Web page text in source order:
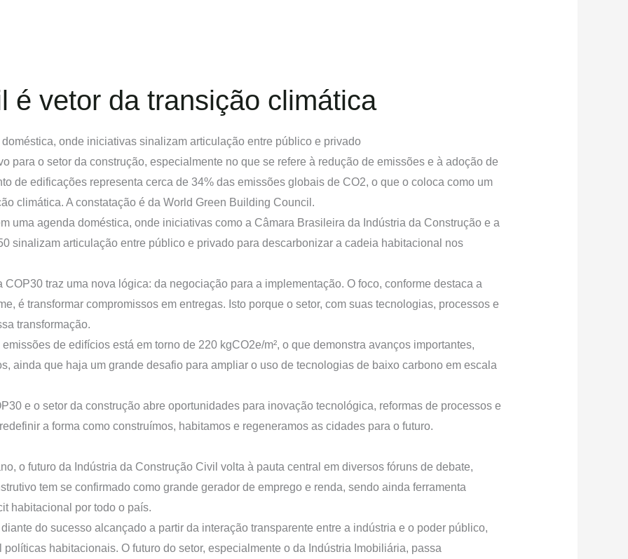
é vetor da transição climática
onde iniciativas sinalizam articulação entre público e privado
para o setor da construção, especialmente no que se refere à redução de emissões e à adoção de
de edificações representa cerca de 34% das emissões globais de CO2, o que o coloca como um
climática. A constatação é da World Green Building Council.
uma agenda doméstica, onde iniciativas como a Câmara Brasileira da Indústria da Construção e a
sinalizam articulação entre público e privado para descarbonizar a cadeia habitacional nos
traz uma nova lógica: da negociação para a implementação. O foco, conforme destaca a
é transformar compromissos em entregas. Isto porque o setor, com suas tecnologias, processos e
transformação.
de edifícios está em torno de 220 kgCO2e/m², o que demonstra avanços importantes,
ainda que haja um grande desafio para ampliar o uso de tecnologias de baixo carbono em escala
e o setor da construção abre oportunidades para inovação tecnológica, reformas de processos e
a forma como construímos, habitamos e regeneramos as cidades para o futuro.
o futuro da Indústria da Construção Civil volta à pauta central em diversos fóruns de debate,
tem se confirmado como grande gerador de emprego e renda, sendo ainda ferramenta
habitacional por todo o país.
do sucesso alcançado a partir da interação transparente entre a indústria e o poder público,
habitacionais. O futuro do setor, especialmente o da Indústria Imobiliária, passa